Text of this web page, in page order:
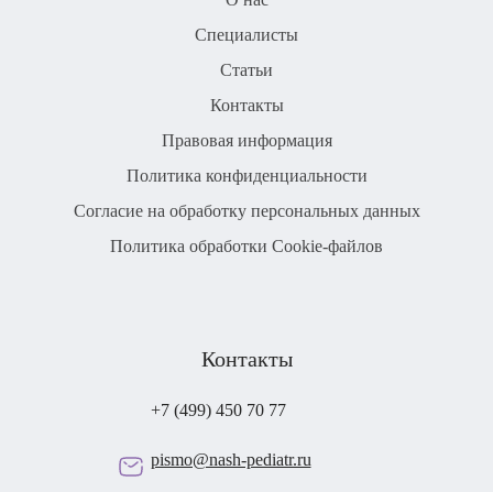
Специалисты
Статьи
Контакты
Правовая информация
Политика конфиденциальности
Согласие на обработку персональных данных
Политика обработки Cookie-файлов
Контакты
+7 (499) 450 70 77
pismo@nash-pediatr.ru